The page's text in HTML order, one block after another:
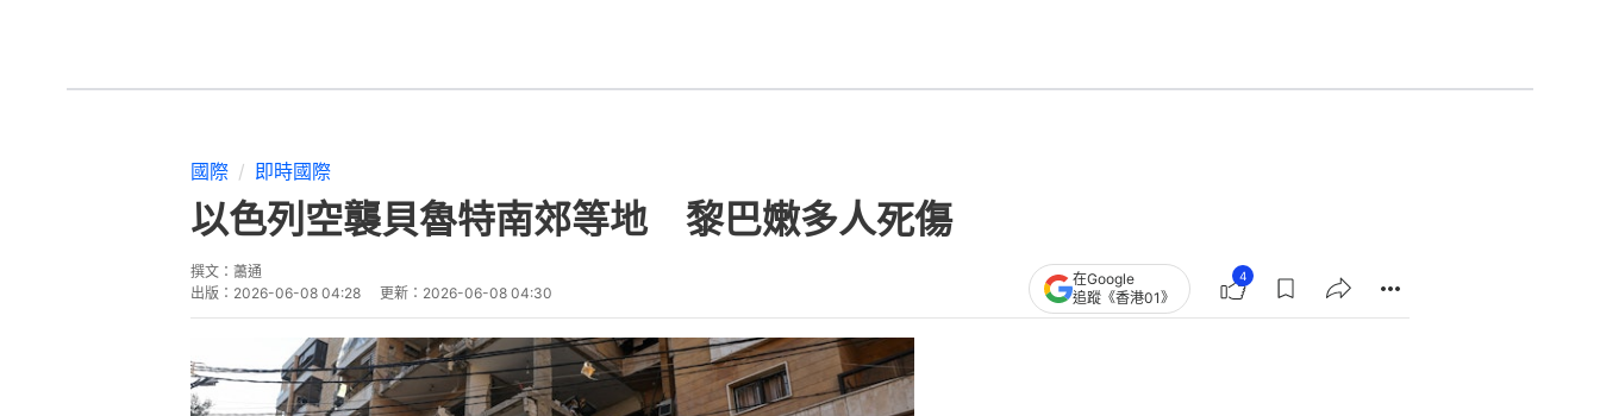
國際 即時國際
以色列空襲貝魯特南郊等地 黎巴嫩多人死傷
撰文： 蕭通
出版： 2026-06-08 04:28 更新： 2026-06-08 04:30
在Google
追蹤《香港01》
4